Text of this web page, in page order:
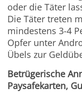
oder die Täter
Die Täter treten
mindestens 3-4
Opfer unter
Übels zur
Betrügerische
Paysafekarten,